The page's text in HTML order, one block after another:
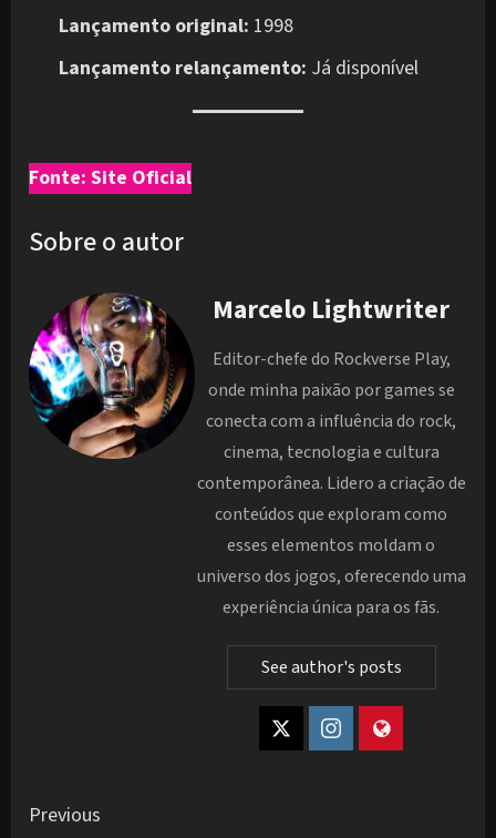
Lançamento original: 1998
Lançamento relançamento: Já disponível
Fonte: Site Oficial
Sobre o autor
Marcelo Lightwriter
Editor-chefe do Rockverse Play,
onde minha paixão por games se
conecta com a influência do rock,
cinema, tecnologia e cultura
contemporânea. Lidero a criação de
conteúdos que exploram como
esses elementos moldam o
universo dos jogos, oferecendo uma
experiência única para os fãs.
See author's posts
Post
Previous